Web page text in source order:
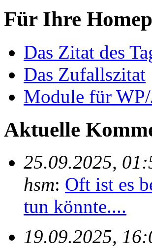
Für Ihre
Das Zitat des
Das Zufallszitat
Module für
Aktuelle
25.09.2025,
hsm: Oft ist es
tun könnte....
19.09.2025,